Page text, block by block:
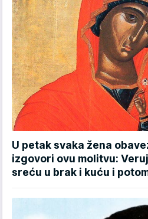
U petak svaka žena
izgovori ovu molitvu:
sreću u brak i kuću i